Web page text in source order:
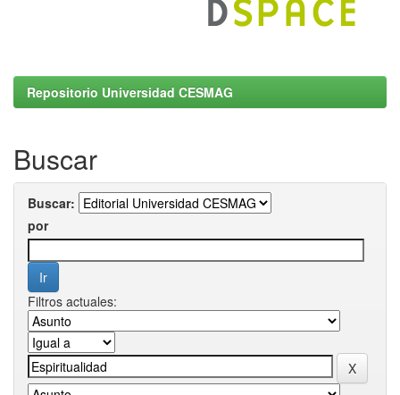
Repositorio Universidad CESMAG
Buscar
Buscar:
por
Filtros actuales: